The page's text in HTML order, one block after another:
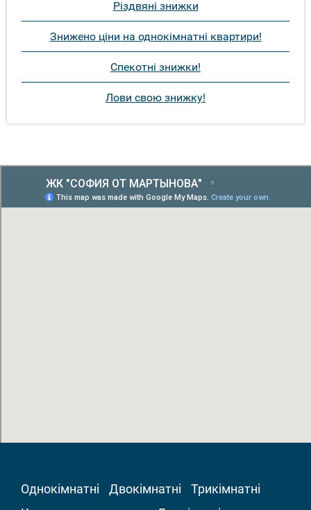
Різдвяні знижки
Знижено ціни на однокімнатні квартири!
Спекотні знижки!
Лови свою знижку!
Однокімнатні Двокімнатні
Трикімнатні